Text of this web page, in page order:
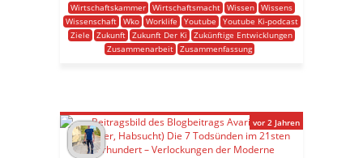
Wirtschaftskammer Wirtschaftsmacht Wissen Wissens
Wissenschaft
Wko Worklife Youtube
Youtube Ki-podcast
Ziele
Zukunft Zukunft Der Ki
Zukünftige Entwicklungen
Zusammenarbeit Zusammenfassung
vor 2 Jahren